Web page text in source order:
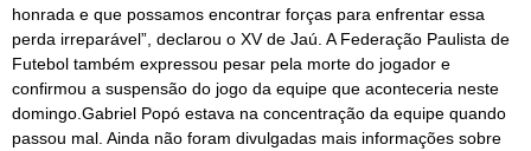
honrada e que possamos encontrar forças para enfrentar essa
perda irreparável”, declarou o XV de Jaú. A Federação Paulista de
Futebol também expressou pesar pela morte do jogador e
confirmou a suspensão do jogo da equipe que aconteceria neste
domingo.Gabriel Popó estava na concentração da equipe quando
passou mal. Ainda não foram divulgadas mais informações sobre